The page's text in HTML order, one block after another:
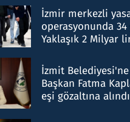
İzmir merkezli
operasyonunda 34
Yaklaşık 2 Milyar
İzmit
Başkan Fatma
eşi gözaltına alındı